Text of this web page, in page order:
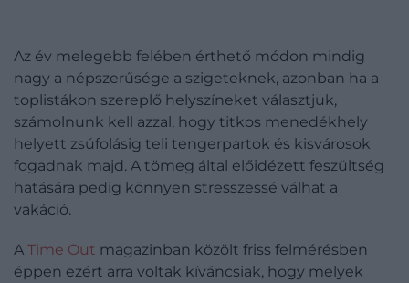
Az év melegebb felében érthető módon mindig
nagy a népszerűsége a szigeteknek, azonban ha a
toplistákon szereplő helyszíneket választjuk,
számolnunk kell azzal, hogy titkos menedékhely
helyett zsúfolásig teli tengerpartok és kisvárosok
fogadnak majd. A tömeg által előidézett feszültség
hatására pedig könnyen stresszessé válhat a
vakáció.
A Time Out magazinban közölt friss felmérésben
éppen ezért arra voltak kíváncsiak, hogy melyek